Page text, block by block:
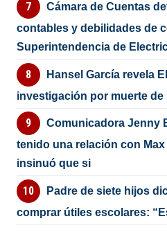
Cámara de Cuentas
contables y debilidades de
Superintendencia de
Hansel García revela
investigación por muerte de
Comunicadora Jenny
tenido una relación con
insinuó que si
Padre de siete hijos
comprar útiles escolares: